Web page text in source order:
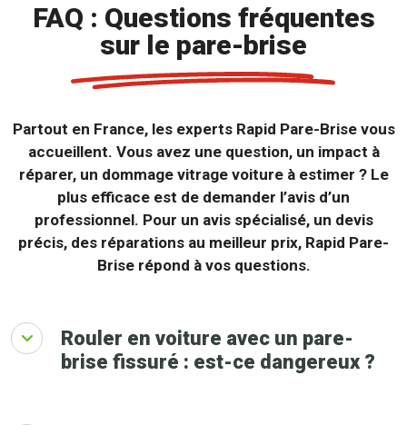
FAQ : Questions fréquentes
sur le pare-brise
Partout en France, les experts Rapid Pare-Brise vous
accueillent. Vous avez une question, un impact à
réparer, un dommage vitrage voiture à estimer ? Le
plus efficace est de demander l’avis d’un
professionnel. Pour un avis spécialisé, un devis
précis, des réparations au meilleur prix, Rapid Pare-
Brise répond à vos questions.
Rouler en voiture avec un pare-
brise fissuré : est-ce dangereux ?